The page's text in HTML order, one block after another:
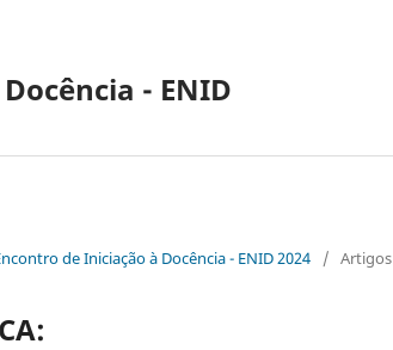
- ENID
de Iniciação à Docência - ENID 2024 / Artigos